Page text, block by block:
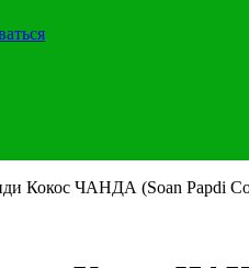
Кокос ЧАНДА (Soan Papdi